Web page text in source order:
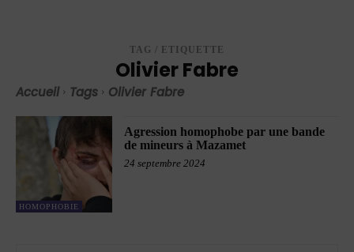
TAG / ETIQUETTE
Olivier Fabre
Accueil Tags Olivier Fabre
HOMOPHOBIE
Agression homophobe par une bande
de mineurs à Mazamet
24 septembre 2024